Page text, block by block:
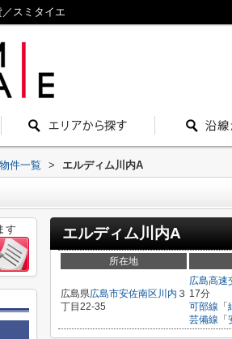
スミタイエ
物件一覧 > エルディム川内A
エルディム川内A
所在地
広島県広島市安佐南区 川内 ３
丁目22-35
広島高速
17分
可部線 「
芸備線 「
す